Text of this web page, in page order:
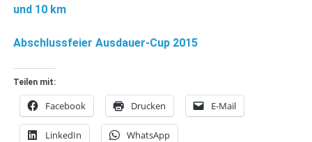
und 10 km
Abschlussfeier Ausdauer-Cup 2015
Teilen mit:
Facebook Drucken E-Mail
LinkedIn WhatsApp